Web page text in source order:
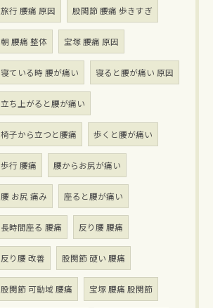
旅行 腰痛 原因 股関節 腰痛 歩きすぎ
朝 腰痛 整体 宝塚 腰痛 原因
寝ている時 腰が痛い 寝ると腰が痛い 原因
立ち上がると腰が痛い
椅子から立つと腰痛 歩くと腰が痛い
歩行 腰痛 腰からお尻が痛い
腰 お尻 痛み 座ると腰が痛い
長時間座る 腰痛 反り腰 腰痛
反り腰 改善 股関節 硬い 腰痛
股関節 可動域 腰痛 宝塚 腰痛 股関節